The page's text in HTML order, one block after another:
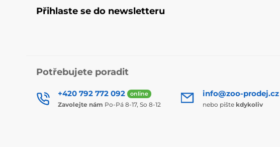
Přihlaste se do newsletteru
Potřebujete poradit
+420 792 772 092 online
Zavolejte nám Po-Pá 8-17, So 8-12
info@zoo-prodej.cz
nebo pište kdykoliv